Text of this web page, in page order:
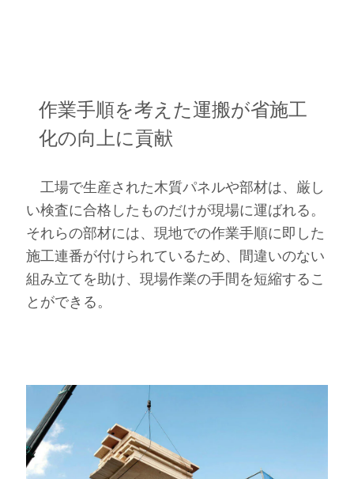
作業手順を考えた運搬が省施工
化の向上に貢献
工場で生産された木質パネルや部材は、厳し
い検査に合格したものだけが現場に運ばれる。
それらの部材には、現地での作業手順に即した
施工連番が付けられているため、間違いのない
組み立てを助け、現場作業の手間を短縮するこ
とができる。